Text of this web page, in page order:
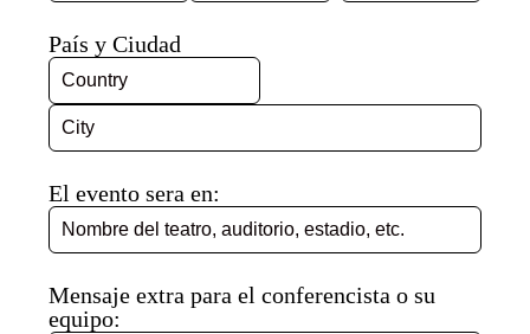
País y Ciudad
El evento sera en:
Mensaje extra para el conferencista o su
equipo: